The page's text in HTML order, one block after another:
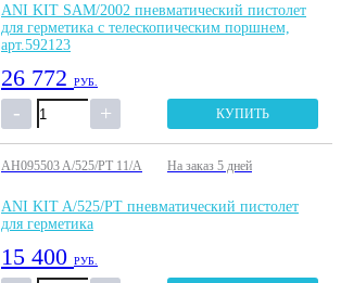
ANI KIT SAM/2002 пневматический пистолет
для герметика с телескопическим поршнем,
арт.592123
26 772 РУБ.
КУПИТЬ
AH095503 A/525/PT 11/A На заказ 5 дней
ANI KIT A/525/PT пневматический пистолет
для герметика
15 400 РУБ.